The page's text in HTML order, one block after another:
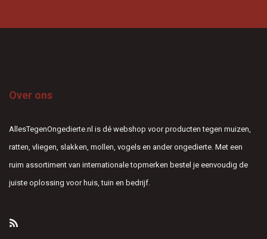
Over ons
AllesTegenOngedierte.nl is dé webshop voor producten tegen muizen,
ratten, vliegen, slakken, mollen, vogels en ander ongedierte. Met een
ruim assortiment van internationale topmerken bestel je eenvoudig de
juiste oplossing voor huis, tuin en bedrijf.